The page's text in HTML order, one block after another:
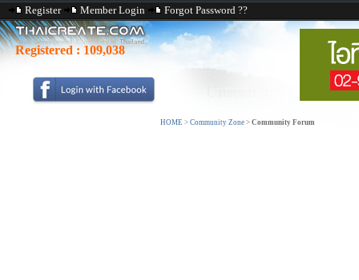
Register Member Login Forgot Password ??
Registered : 109,038
HOME > Community Zone > Community Forum